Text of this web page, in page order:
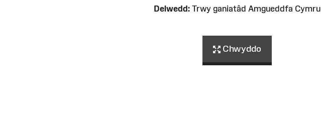
Delwedd: Trwy ganiatâd Amgueddfa Cymru
Chwyddo